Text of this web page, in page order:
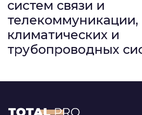
систем связи и
телекоммуникации,
климатических и
трубопроводных